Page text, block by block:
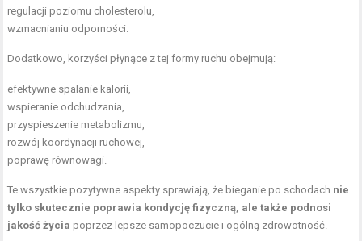
regulacji poziomu cholesterolu,
wzmacnianiu odporności.
Dodatkowo, korzyści płynące z tej formy ruchu obejmują:
efektywne spalanie kalorii,
wspieranie odchudzania,
przyspieszenie metabolizmu,
rozwój koordynacji ruchowej,
poprawę równowagi.
Te wszystkie pozytywne aspekty sprawiają, że bieganie po schodach nie
tylko skutecznie poprawia kondycję fizyczną, ale także podnosi
jakość życia poprzez lepsze samopoczucie i ogólną zdrowotność.